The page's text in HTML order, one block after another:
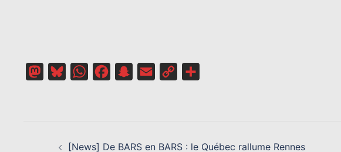
MastodonBlueskyWhatsAppFacebookSnapchat
Email
Copy
D’ARTICLE[News] De BARS en BARS : le Québec rallume Rennes